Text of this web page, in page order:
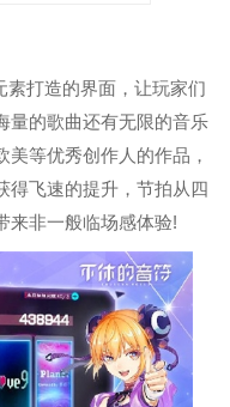
打造的界面，让玩家们
量的歌曲还有无限的音乐
等优秀创作人的作品，
得飞速的提升，节拍从四
来非一般临场感体验!